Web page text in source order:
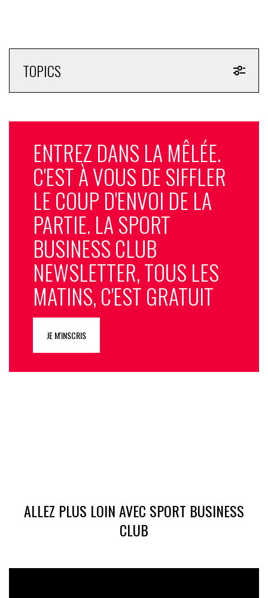
TOPICS
ENTREZ DANS LA MÊLÉE.
C'EST À VOUS DE SIFFLER
LE COUP D'ENVOI DE LA
PARTIE. LA SPORT
BUSINESS CLUB
NEWSLETTER, TOUS LES
MATINS, C'EST GRATUIT
JE M'INSCRIS
ALLEZ PLUS LOIN AVEC SPORT BUSINESS
CLUB